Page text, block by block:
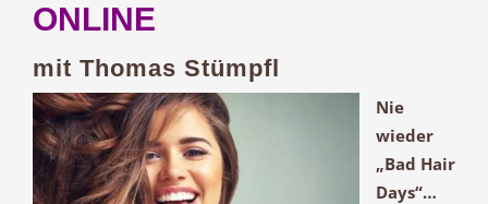
ONLINE
mit Thomas Stümpfl
Nie
wieder
„Bad Hair
Days“…